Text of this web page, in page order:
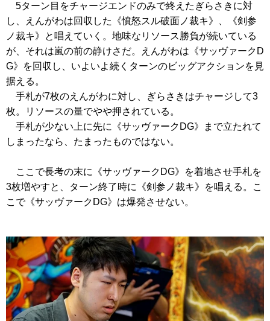
5ターン目をチャージエンドのみで終えたぎらさきに対
し、えんがわは回収した
《憤怒スル破面ノ裁キ》
《剣参
ノ裁キ》
と唱えていく。地味なリソース勝負が続いている
が、それは嵐の前の静けさだ。えんがわは 《サッヴァークD
G》
を回収し、いよいよ続くターンのビッグアクションを見
据える。
手札が7枚のえんがわに対し、ぎらさきはチャージして3
枚。リソースの量でやや押されている。
手札が少ない上に先に
《サッヴァークDG》
まで立たれて
しまったなら、たまったものではない。
ここで長考の末に 《サッヴァークDG》
を着地させ手札を
3枚増やすと、ターン終了時に
《剣参ノ裁キ》
を唱える。こ
こで《サッヴァークDG》 は爆発させない。